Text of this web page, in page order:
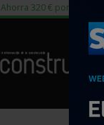
Ahorra 320 € por